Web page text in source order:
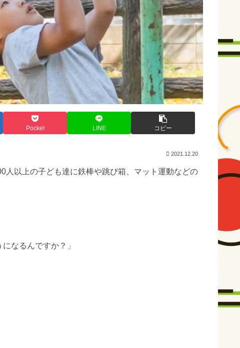
Pocket LINE コピー
2021.12.20
以上の子ども達に鉄棒や跳び箱、マット運動などの
なるんですか？」